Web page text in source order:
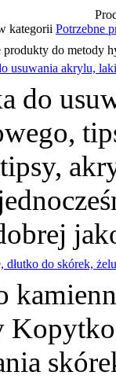
kategorii Potrzebne
produkty do metody
usuwania akrylu,
do
dłutko do skórek,